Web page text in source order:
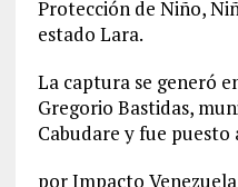
Protección de Niño,
estado Lara.
La captura se generó
Gregorio Bastidas,
Cabudare y fue puesto
por Impacto Venezuela